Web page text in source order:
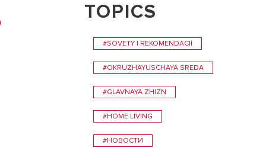
TOPICS
#SOVETY I REKOMENDACII
#OKRUZHAYUSCHAYA SREDA
#GLAVNAYA ZHIZN
#HOME LIVING
#НОВОСТИ